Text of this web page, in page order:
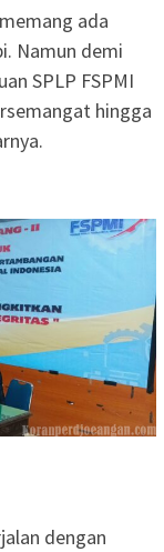
ada
Namun demi
SPLP FSPMI
hingga
dengan